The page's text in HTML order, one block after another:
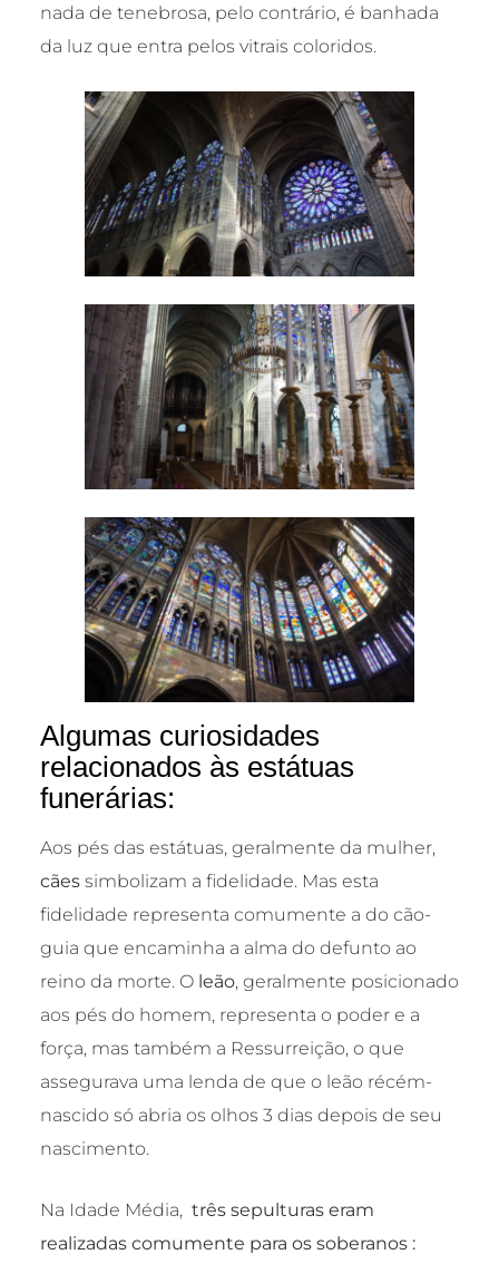
nada de tenebrosa, pelo contrário, é banhada
da luz que entra pelos vitrais coloridos.
Algumas curiosidades
relacionados às estátuas
funerárias:
Aos pés das estátuas, geralmente da mulher,
cães simbolizam a fidelidade. Mas esta
fidelidade representa comumente a do cão-
guia que encaminha a alma do defunto ao
reino da morte. O leão, geralmente posicionado
aos pés do homem, representa o poder e a
força, mas também a Ressurreição, o que
assegurava uma lenda de que o leão récém-
nascido só abria os olhos 3 dias depois de seu
nascimento.
Na Idade Média, três sepulturas eram
realizadas comumente para os soberanos :